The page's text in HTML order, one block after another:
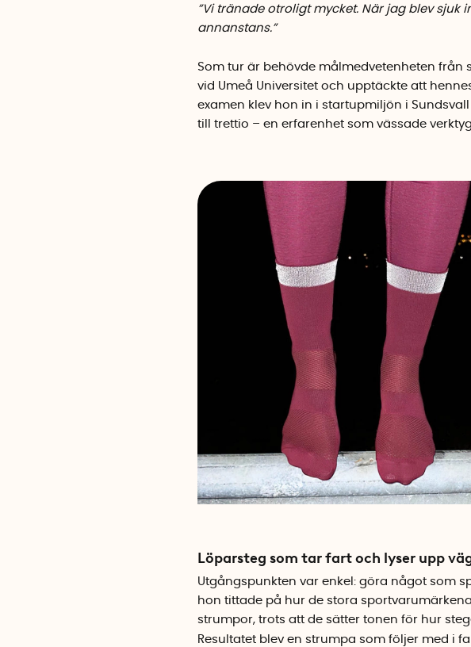
”Vi tränade otroligt mycket. När jag blev
annanstans.”
Som tur är behövde målmedvetenheten
vid Umeå Universitet och upptäckte att
examen klev hon in i startupmiljön i
till trettio – en erfarenhet som vässade
Löparsteg som tar fart och lyser upp
Utgångspunkten var enkel: göra något som
hon tittade på hur de stora
strumpor, trots att de sätter tonen för hur
Resultatet blev en strumpa som följer med i